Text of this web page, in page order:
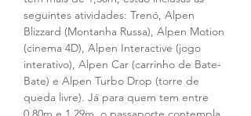
seguintes atividades: Trenó, Alpen
Blizzard (Montanha Russa), Alpen Motion
(cinema 4D), Alpen Interactive (jogo
interativo), Alpen Car (carrinho de Bate-
Bate) e Alpen Turbo Drop (torre de
queda livre). Já para quem tem entre